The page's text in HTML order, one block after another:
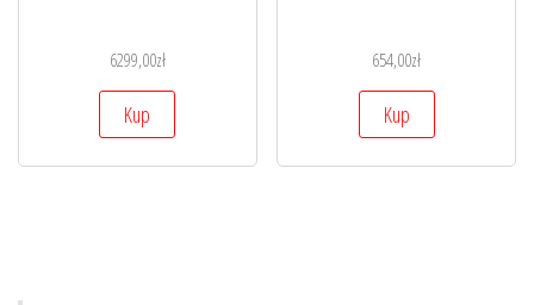
6299,00zł
Kup
654,00zł
Kup